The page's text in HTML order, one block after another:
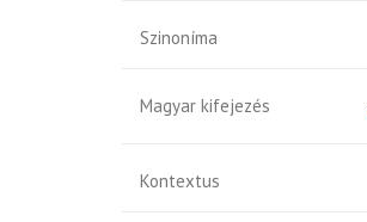
Szinoníma
Magyar kifejezés
Kontextus